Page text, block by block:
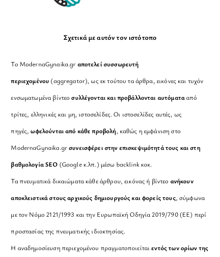
Σχετικά με αυτόν τον ιστότοπο
Το ModernaGynaika.gr αποτελεί συσσωρευτή
περιεχομένου (aggregator), ως εκ τούτου τα άρθρα, εικόνες και τυχόν
ενσωματωμένα βίντεοσυλλέγονται και προβάλλονται αυτόματααπό
τρίτες, ελληνικές και μη, ιστοσελίδες. Οι ιστοσελίδες αυτές, ως
πηγές,ωφελούνται από κάθε προβολή, καθώς η εμφάνιση στο
ModernaGynaika.grσυνεισφέρει στην επισκεψιμότητά τους και στη
βαθμολογία SEO (Google κ.λπ.) μέσω backlink κοκ.
Τα πνευματικά δικαιώματα κάθε άρθρου, εικόνας ή βίντεο ανήκουν
αποκλειστικά στους αρχικούς δημιουργούς και φορείς τους, σύμφωνα
με τον Νόμο 2121/1993 και την Ευρωπαϊκή Οδηγία 2019/790 (ΕΕ) περί
προστασίας της πνευματικής ιδιοκτησίας.
Η αναδημοσίευση περιεχομένου πραγματοποιείταιεντός των ορίων της